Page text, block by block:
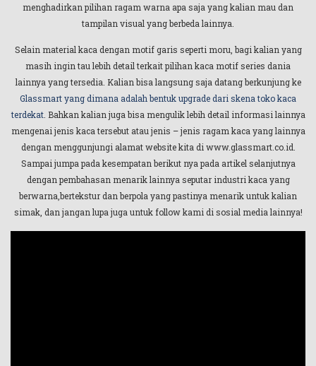
menghadirkan pilihan ragam warna apa saja yang kalian mau dan
tampilan visual yang berbeda lainnya.
Selain material kaca dengan motif garis seperti moru, bagi kalian yang
masih ingin tau lebih detail terkait pilihan kaca motif series dania
lainnya yang tersedia. Kalian bisa langsung saja datang berkunjung ke
Glassmart yang dimana adalah bentuk upgrade dari skena toko kaca
terdekat. Bahkan kalian juga bisa mengulik lebih detail informasi lainnya
mengenai jenis kaca tersebut atau jenis – jenis ragam kaca yang lainnya
dengan menggunjungi alamat website kita di www.glassmart.co.id.
Sampai jumpa pada kesempatan berikut nya pada artikel selanjutnya
dengan pembahasan menarik lainnya seputar industri kaca yang
berwarna,bertekstur dan berpola yang pastinya menarik untuk kalian
simak, dan jangan lupa juga untuk follow kami di sosial media lainnya!